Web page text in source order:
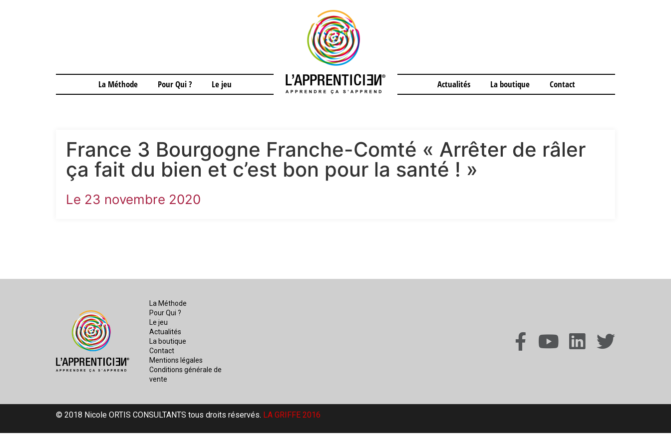
La Méthode Pour Qui ? Le jeu Actualités La boutique Contact
France 3 Bourgogne Franche-Comté « Arrêter de râler
ça fait du bien et c’est bon pour la santé ! »
Le 23 novembre 2020
La Méthode
Pour Qui ?
Le jeu
Actualités
La boutique
Contact
Mentions légales
Conditions générale de
vente
© 2018 Nicole ORTIS CONSULTANTS tous droits réservés. LA GRIFFE 2016​